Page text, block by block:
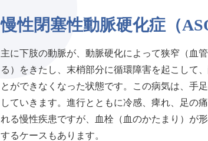
慢性閉塞性動脈硬化症（
主に下肢の動脈が、動脈硬化によって狭窄（血
る）をきたし、末梢部分に循環障害を起こして
とができなくなった状態です。この病気は、手
していきます。進行とともに冷感、痺れ、足の
れる慢性疾患ですが、血栓（血のかたまり）が
するケースもあります。